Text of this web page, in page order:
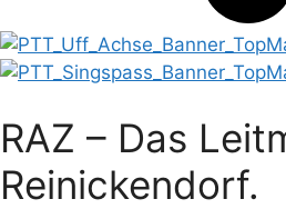
RAZ – Das
Reinickendorf.